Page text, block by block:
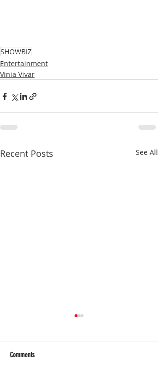
SHOWBIZ
Entertainment
Vinia Vivar
Recent Posts See All
Comments